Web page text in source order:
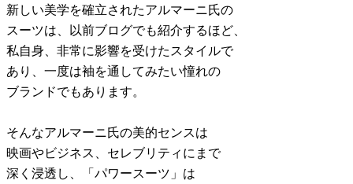
新しい美学を確立されたアルマーニ氏の
スーツは、以前ブログでも紹介するほど、
私自身、非常に影響を受けたスタイルで
あり、一度は袖を通してみたい憧れの
ブランドでもあります。
そんなアルマーニ氏の美的センスは
映画やビジネス、セレブリティにまで
深く浸透し、「パワースーツ」は